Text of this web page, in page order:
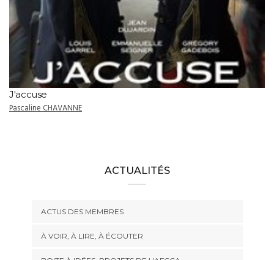
J'accuse
Pascaline CHAVANNE
ACTUALITÉS
ACTUS DES MEMBRES
À VOIR, À LIRE, À ÉCOUTER